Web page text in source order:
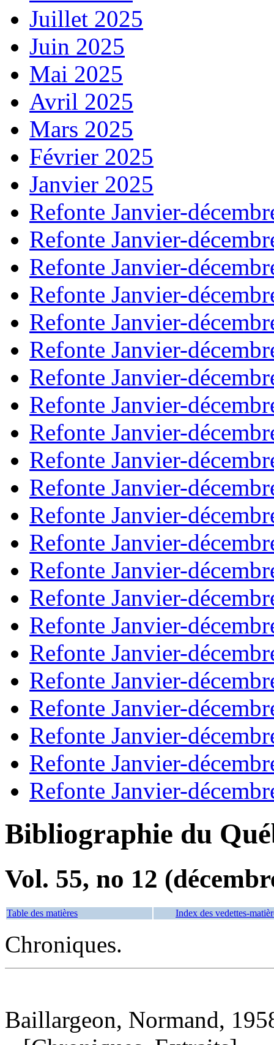
Juillet 2025
Juin 2025
Mai 2025
Avril 2025
Mars 2025
Février 2025
Janvier 2025
Refonte Janvier-
Refonte Janvier-
Refonte Janvier-
Refonte Janvier-
Refonte Janvier-
Refonte Janvier-
Refonte Janvier-
Refonte Janvier-
Refonte Janvier-
Refonte Janvier-
Refonte Janvier-
Refonte Janvier-
Refonte Janvier-
Refonte Janvier-
Refonte Janvier-
Refonte Janvier-
Refonte Janvier-
Refonte Janvier-
Refonte Janvier-
Refonte Janvier-
Refonte Janvier-
Refonte Janvier-
Bibliographie du
Vol. 55, no 12
Table des matières Index des vedettes-
Chroniques.
Baillargeon, Normand,